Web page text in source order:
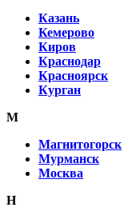
Казань
Кемерово
Киров
Краснодар
Красноярск
Курган
М
Магнитогорск
Мурманск
Москва
Н